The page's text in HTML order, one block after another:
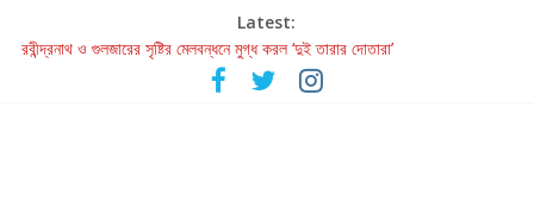
Latest:
রবীন্দ্রনাথ ও গুলজারের সৃষ্টির মেলবন্ধনে মুগ্ধ করল ‘দুই তারার দোতারা’
কলের গান থেকে রীলস্ — বাঙালির গান শোনার বিবর্তনের গল্প
জগন্নাথমঙ্গলম্ — বাংলায় প্রথমবার মঞ্চে এবার রথযাত্রার উদযাপন